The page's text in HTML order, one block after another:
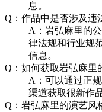
息。
Q：作品中是否涉及违
A：岩弘麻里的
律法规和行业规
信息。
Q：如何获取岩弘麻里
A：可以通过正
渠道获取很新作
Q：岩弘麻里的演艺风